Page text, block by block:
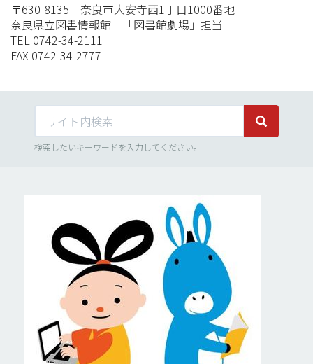
〒630-8135 奈良市大安寺西1丁目1000番地
奈良県立図書情報館 「図書館劇場」担当
TEL 0742-34-2111
FAX 0742-34-2777
サイト内検索 サイト内
検索したいキーワードを入力してください。